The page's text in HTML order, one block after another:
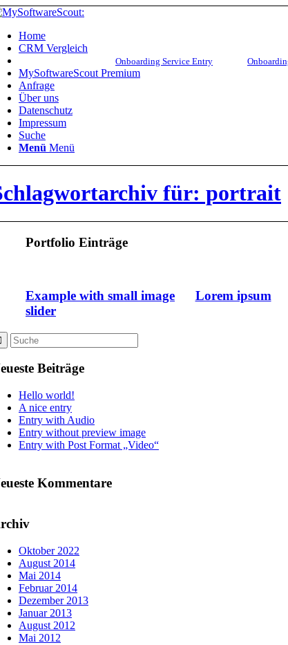
Home
CRM Vergleich
Onboarding Service Entry
MySoftwareScout Premium
Anfrage
Über uns
Datenschutz
Impressum
Suche
Menü Menü
für: portrait
Portfolio Einträge
Example with small image
slider
Lorem ipsum
Beiträge
Hello world!
A nice entry
Entry with Audio
Entry without preview image
Entry with Post Format „Video“
Kommentare
Oktober 2022
August 2014
Mai 2014
Februar 2014
Dezember 2013
Januar 2013
August 2012
Mai 2012